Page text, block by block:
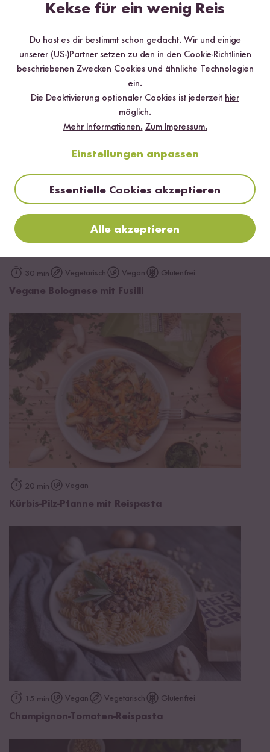
*Das Digitale Rezeptbuch wird dir nach vollständiger Anmeldung zum Newsletter
Mehr Rezepte mit Reispasta Fusilli aus
Reis und Kichererbse
30 min Vegetarisch Vegan Glutenfrei
Vegane Bolognese mit Fusilli
20 min Vegan
Kürbis-Pilz-Pfanne mit Reispasta
15 min Vegan Vegetarisch Glutenfrei
Champignon-Tomaten-Reispasta
Kekse für ein wenig Reis
Du hast es dir bestimmt schon gedacht. Wir und einige
unserer (US-)Partner setzen zu den in den Cookie-Richtlinien
beschriebenen Zwecken Cookies und ähnliche Technologien
ein.
Die Deaktivierung optionaler Cookies ist jederzeit hier
möglich.
Mehr Informationen. Zum Impressum.
Einstellungen anpassen
Essentielle Cookies akzeptieren
Alle akzeptieren